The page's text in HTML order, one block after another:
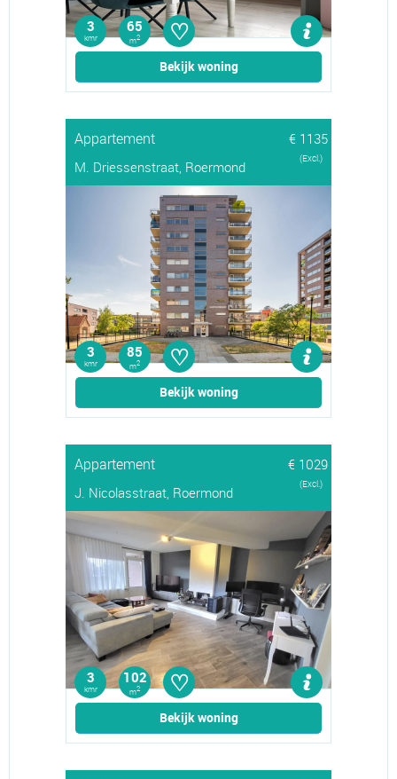
3
kmr
65
m2 ♡
Bekijk woning
Appartement
€ 1135
M. Driessenstraat, Roermond
(Excl.)
3
kmr
85
m2 ♡
Bekijk woning
Appartement
€ 1029
J. Nicolasstraat, Roermond
(Excl.)
3
kmr
102
m2 ♡
Bekijk woning